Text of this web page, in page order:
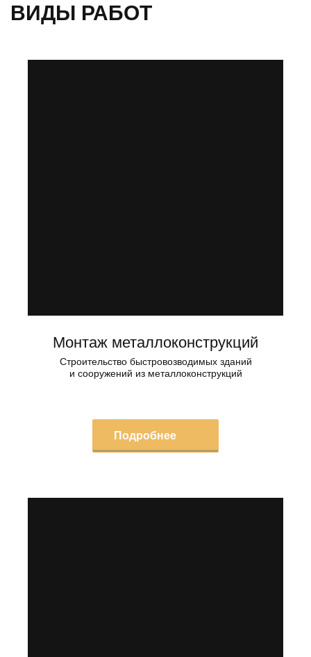
ВИДЫ РАБОТ
Монтаж металлоконструкций
Строительство быстровозводимых зданий
и сооружений из металлоконструкций
Подробнее